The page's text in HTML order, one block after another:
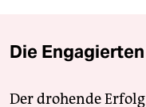
Die
Der drohende